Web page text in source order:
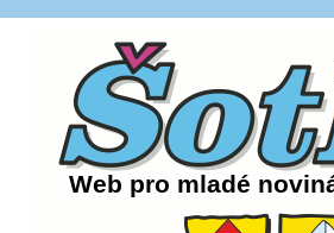
Web pro mladé